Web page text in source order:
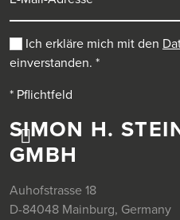
SIMON H.
GMBH
Auhofstrasse 18
D-84048 Mainburg, Germany
Ich erkläre mich mit den
einverstanden. *
* Pflichtfeld